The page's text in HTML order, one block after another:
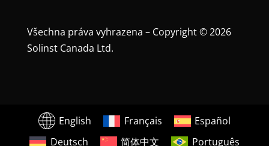
Všechna práva vyhrazena – Copyright © 2026
Solinst Canada Ltd.
English Français
Español
Deutsch
简体中文 Português